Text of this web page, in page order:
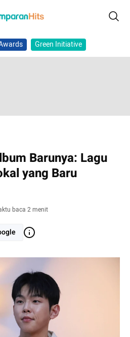
Green Initiative
Barunya: Lagu
yang Baru
baca 2 menit